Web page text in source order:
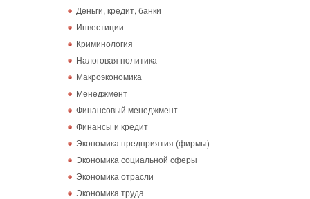
Деньги, кредит, банки
Инвестиции
Криминология
Налоговая политика
Макроэкономика
Менеджмент
Финансовый менеджмент
Финансы и кредит
Экономика предприятия (фирмы)
Экономика социальной сферы
Экономика отрасли
Экономика труда